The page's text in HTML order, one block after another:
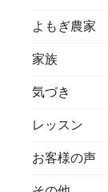
よもぎ農家
家族
気づき
レッスン
お客様の声